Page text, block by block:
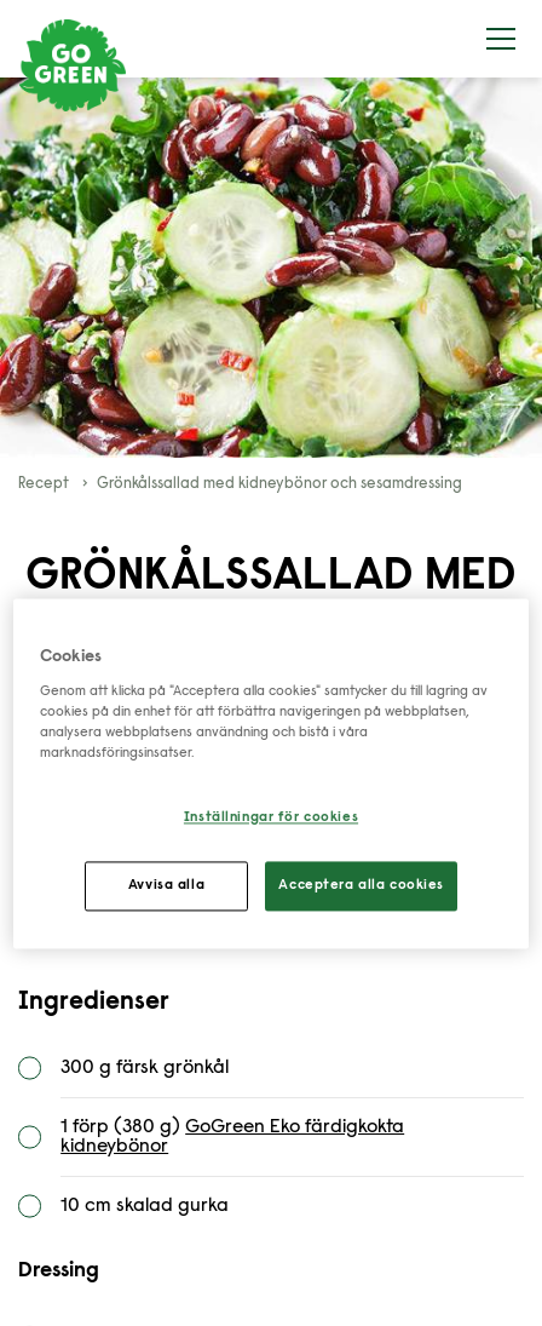
Recept Grönkålssallad med kidneybönor och sesamdressing
GRÖNKÅLSSALLAD MED
SESAMDRESSING
En modern sallad med asiatisk touch av sesamolja, lime
nudlar eller grillat!
Ingredienser
300 g färsk grönkål
1 förp (380 g)GoGreen Eko färdigkokta
kidneybönor
10 cm skalad gurka
Dressing
Cookies
Genom att klicka på "Acceptera alla cookies" samtycker du till lagring av
cookies på din enhet för att förbättra navigeringen på webbplatsen,
analysera webbplatsens användning och bistå i våra
marknadsföringsinsatser.
Inställningar för cookies
Avvisa alla Acceptera alla cookies